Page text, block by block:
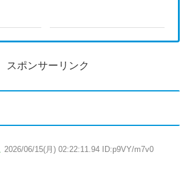
スポンサーリンク
2026/06/15(月) 02:22:11.94 ID:p9VY/m7v0